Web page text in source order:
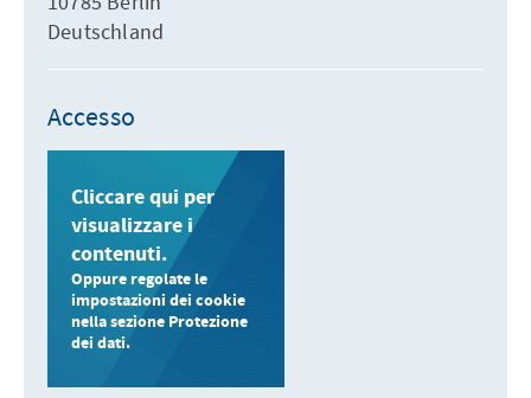
Deutschland
Accesso
Cliccare qui per
visualizzare i
contenuti.
Oppure regolate le
impostazioni dei cookie
nella sezione Protezione
dei dati.